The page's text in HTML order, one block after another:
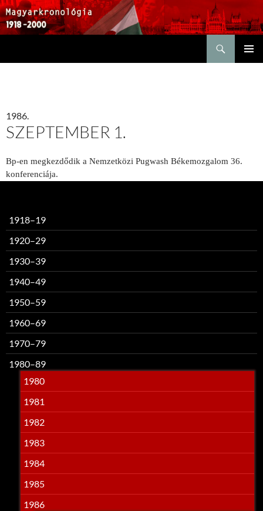
1986.
SZEPTEMBER 1.
Bp-en megkezdődik a Nemzetközi Pugwash Békemozgalom 36.
konferenciája.
1918–19
1920–29
1930–39
1940–49
1950–59
1960–69
1970–79
1980–89
1980
1981
1982
1983
1984
1985
1986